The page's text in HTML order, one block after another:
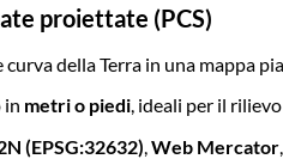
proiettate (PCS)
della Terra in una mappa
in metri o piedi, ideali per il
(EPSG:32632),Web Mercator,